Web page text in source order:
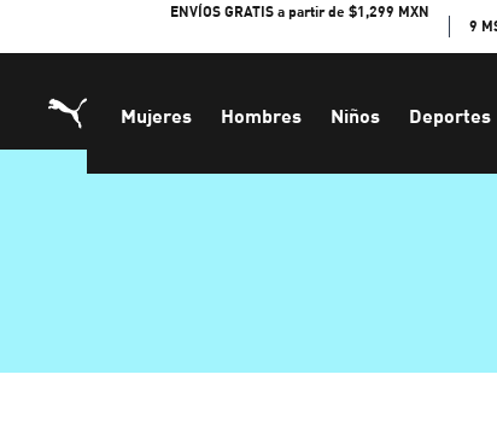
ENVÍOS GRATIS a partir de $1,299 MXN
9
Mujeres Hombres Niños Deportes